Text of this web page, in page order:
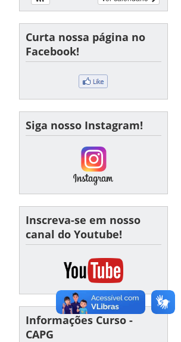
Curta nossa página no
Facebook!
Siga nosso Instagram!
Inscreva-se em nosso
canal do Youtube!
Informações Curso -
CAPG